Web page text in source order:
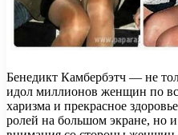
Бенедикт Камбербэтч — не
идол миллионов женщин по
харизма и прекрасное
ролей на большом экране, но